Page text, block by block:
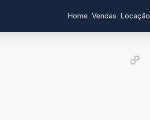
Locação
Vendas
Home